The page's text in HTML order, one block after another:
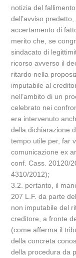
notizia del
dell’avviso
accertamento di
merito che, se
sindacato di
ricorso avverso il
ritardo nella
imputabile al
nell’ambito di un
celebrato nei
era intervenuto
della dichiarazione
tempo utile per, far
comunicazione ex
conf. Cass. 20120/
4310/2012);
3.2. pertanto, il
207 L.F. da parte
non imputabile del
creditore, a fronte
(come afferma il
della concreta
della procedura da